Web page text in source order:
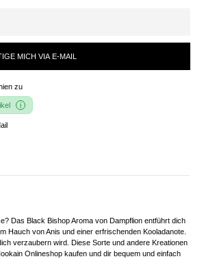
MICH VIA E-MAIL
zu
Das Black Bishop Aroma von Dampflion entführt dich
Hauch von Anis und einer erfrischenden Kooladanote.
verzaubern wird. Diese Sorte und andere Kreationen
Onlineshop kaufen und dir bequem und einfach